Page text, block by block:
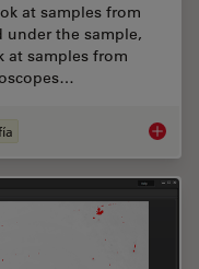
at samples from
under the sample,
at samples from
Five